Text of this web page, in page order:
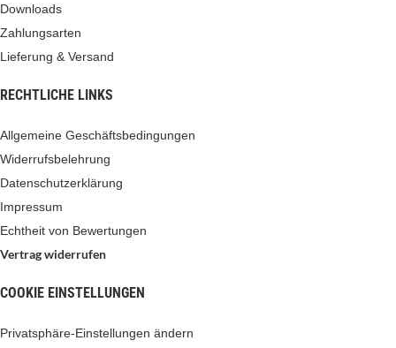
Downloads
Zahlungsarten
Lieferung & Versand
RECHTLICHE LINKS
Allgemeine Geschäftsbedingungen
Widerrufsbelehrung
Datenschutzerklärung
Impressum
Echtheit von Bewertungen
Vertrag widerrufen
COOKIE EINSTELLUNGEN
Privatsphäre-Einstellungen ändern